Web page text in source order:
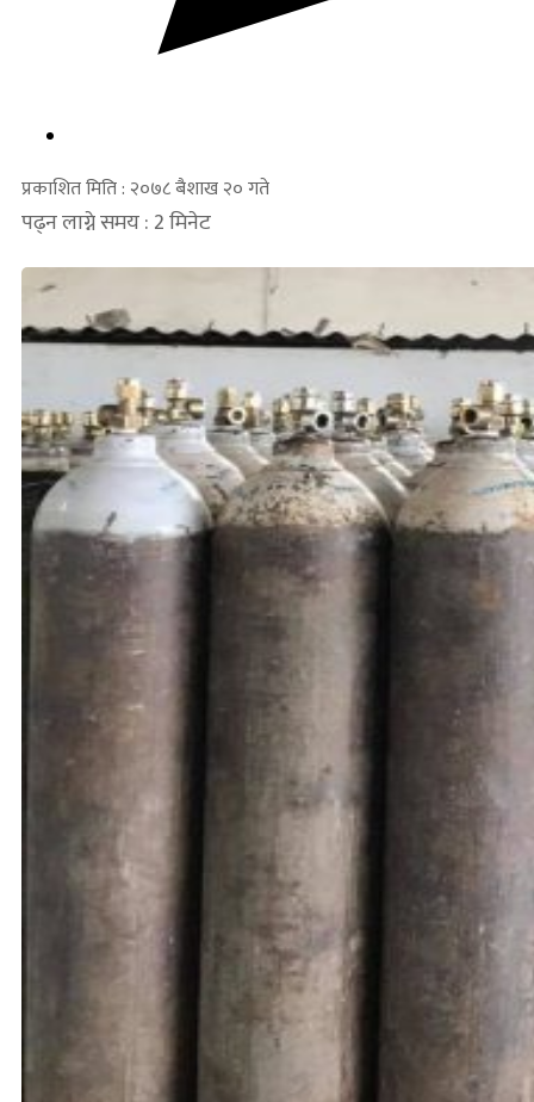
प्रकाशित मिति : २०७८ बैशाख २० गते
पढ्न लाग्ने समय : 2 मिनेट